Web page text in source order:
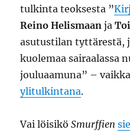
tulkinta teoksesta ”
Reino Helismaan ja
asutustilan tyttärestä,
kuolemaa sairaalassa
jouluaamuna” –
ylitulkintana.
Vai löisiköSmurffien